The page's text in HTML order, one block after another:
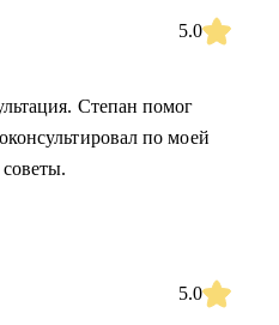
5.0
Степан помог
по моей
5.0